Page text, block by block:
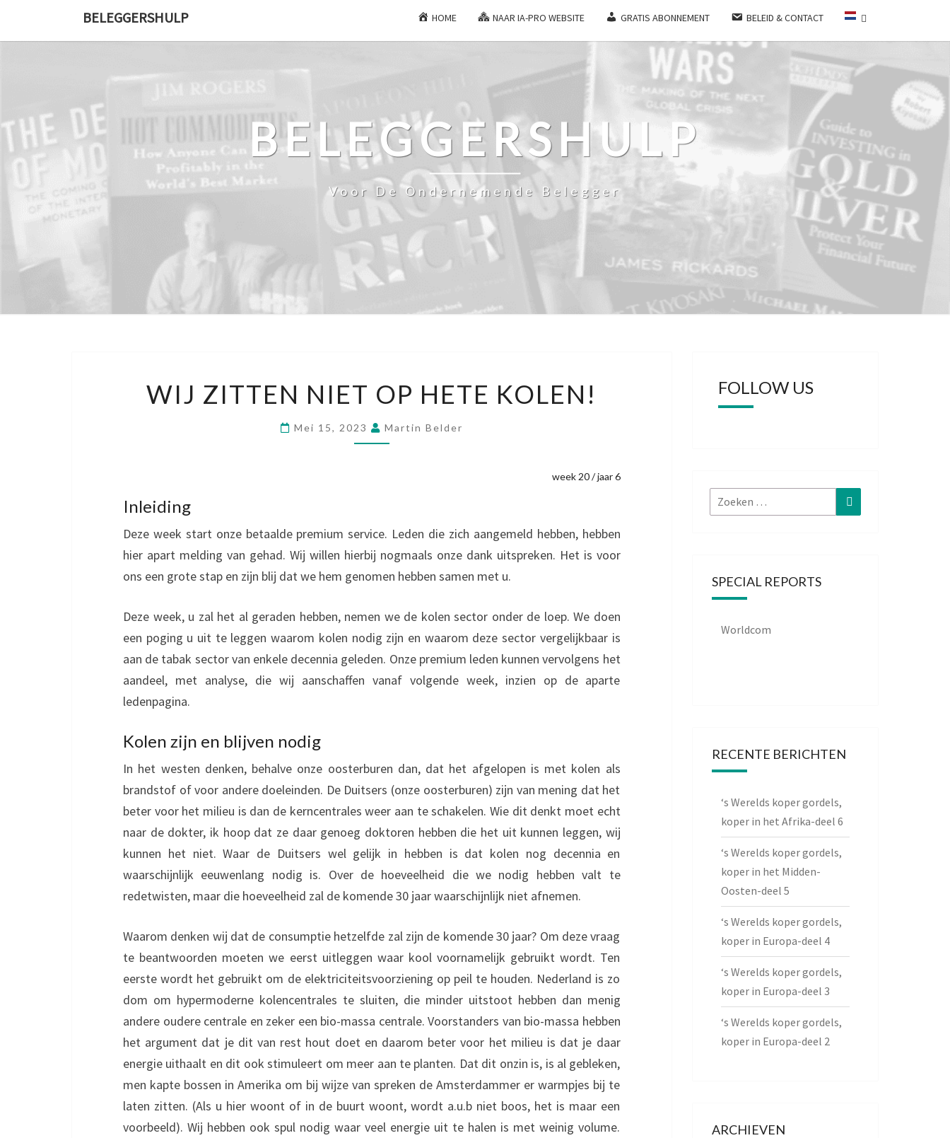
BELEGGERSHULP HOME NAAR IA-PRO WEBSITE GRATIS ABONNEMENT BELEID & CONTACT
BELEGGERSHULP
Voor De Ondernemende Belegger
ZITTEN
OP
WIJ ZITTEN NIET OP HETE KOLEN!
Mei 15, 2023 Martin Belder
week 20 / jaar 6
Inleiding
Deze week start onze betaalde premium service. Leden die zich aangemeld hebben, hebben
hier apart melding van gehad. Wij willen hierbij nogmaals onze dank uitspreken. Het is voor
ons een grote stap en zijn blij dat we hem genomen hebben samen met u.
Deze week, u zal het al geraden hebben, nemen we de kolen sector onder de loep. We doen
een poging u uit te leggen waarom kolen nodig zijn en waarom deze sector vergelijkbaar is
aan de tabak sector van enkele decennia geleden. Onze premium leden kunnen vervolgens het
aandeel, met analyse, die wij aanschaffen vanaf volgende week, inzien op de aparte
ledenpagina.
Kolen zijn en blijven nodig
In het westen denken, behalve onze oosterburen dan, dat het afgelopen is met kolen als
brandstof of voor andere doeleinden. De Duitsers (onze oosterburen) zijn van mening dat het
beter voor het milieu is dan de kerncentrales weer aan te schakelen. Wie dit denkt moet echt
naar de dokter, ik hoop dat ze daar genoeg doktoren hebben die het uit kunnen leggen, wij
kunnen het niet. Waar de Duitsers wel gelijk in hebben is dat kolen nog decennia en
waarschijnlijk eeuwenlang nodig is. Over de hoeveelheid die we nodig hebben valt te
redetwisten, maar die hoeveelheid zal de komende 30 jaar waarschijnlijk niet afnemen.
Waarom denken wij dat de consumptie hetzelfde zal zijn de komende 30 jaar? Om deze vraag
te beantwoorden moeten we eerst uitleggen waar kool voornamelijk gebruikt wordt. Ten
eerste wordt het gebruikt om de elektriciteitsvoorziening op peil te houden. Nederland is zo
dom om hypermoderne kolencentrales te sluiten, die minder uitstoot hebben dan menig
andere oudere centrale en zeker een bio-massa centrale. Voorstanders van bio-massa hebben
het argument dat je dit van rest hout doet en daarom beter voor het milieu is dat je daar
energie uithaalt en dit ook stimuleert om meer aan te planten. Dat dit onzin is, is al gebleken,
men kapte bossen in Amerika om bij wijze van spreken de Amsterdammer er warmpjes bij te
laten zitten. (Als u hier woont of in de buurt woont, wordt a.u.b niet boos, het is maar een
voorbeeld). Wij hebben ook spul nodig waar veel energie uit te halen is met weinig volume.
FOLLOW US
Zoeken
naar:
Zoeken
SPECIAL REPORTS
Worldcom
RECENTE BERICHTEN
‘s Werelds koper gordels,
koper in het Afrika-deel 6
‘s Werelds koper gordels,
koper in het Midden-
Oosten-deel 5
‘s Werelds koper gordels,
koper in Europa-deel 4
‘s Werelds koper gordels,
koper in Europa-deel 3
‘s Werelds koper gordels,
koper in Europa-deel 2
ARCHIEVEN